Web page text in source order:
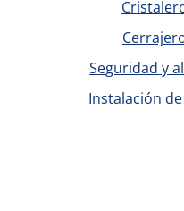
Seguridad y
Instalación